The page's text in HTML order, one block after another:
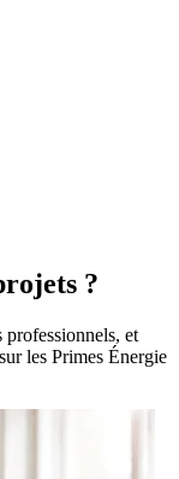
?
et
les Primes Énergie